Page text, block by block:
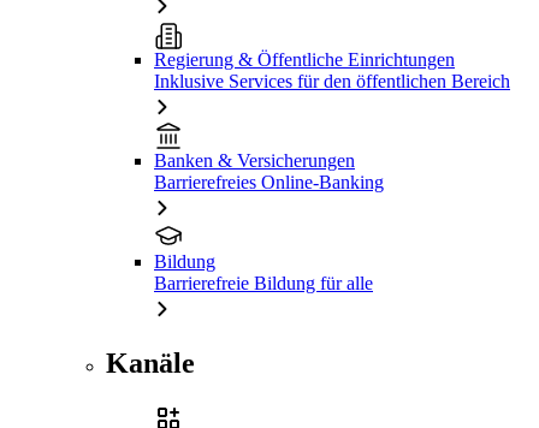
Regierung & Öffentliche Einrichtungen
Inklusive Services für den öffentlichen Bereich
Banken & Versicherungen
Barrierefreies Online-Banking
Bildung
Barrierefreie Bildung für alle
Kanäle